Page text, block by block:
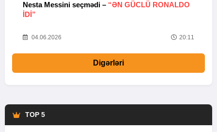
Nesta Messini seçmədi – “ƏN GÜCLÜ RONALDO
IDI”
04.06.2026 20:11
Digərləri
TOP 5